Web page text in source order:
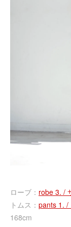
ローブ： robe 3. /
トムス： pants 1. /
168cm